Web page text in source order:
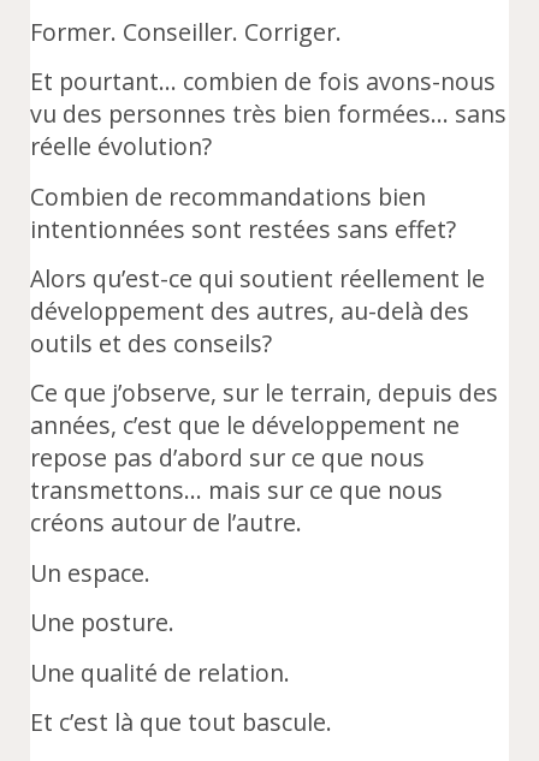
Former. Conseiller. Corriger.
Et pourtant… combien de fois avons-nous
vu des personnes très bien formées… sans
réelle évolution?
Combien de recommandations bien
intentionnées sont restées sans effet?
Alors qu’est-ce qui soutient réellement le
développement des autres, au-delà des
outils et des conseils?
Ce que j’observe, sur le terrain, depuis des
années, c’est que le développement ne
repose pas d’abord sur ce que nous
transmettons… mais sur ce que nous
créons autour de l’autre.
Un espace.
Une posture.
Une qualité de relation.
Et c’est là que tout bascule.